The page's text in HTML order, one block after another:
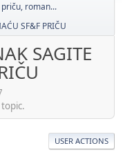
priču, roman...
SF&F PRIČU
SAGITE
USER ACTIONS